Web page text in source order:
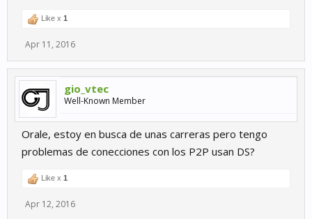
Like x 1
Apr 11, 2016
gio_vtec
Well-Known Member
Orale, estoy en busca de unas carreras pero tengo
problemas de conecciones con los P2P usan DS?
Like x 1
Apr 12, 2016